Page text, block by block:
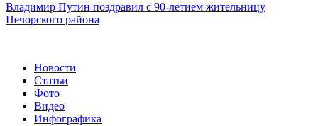
Владимир Путин поздравил с 90-летием жительницу
Печорского района
Новости
Статьи
Фото
Видео
Инфографика